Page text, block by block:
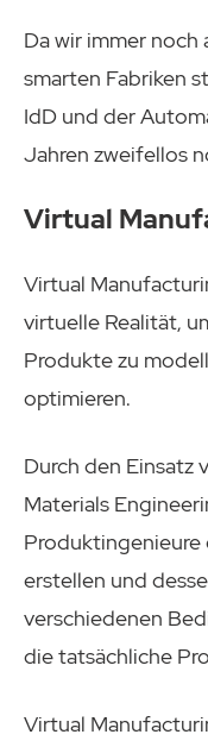
Da wir immer
smarten Fabriken
IdD und der
Jahren zweifellos
Virtual
Virtual
virtuelle Realität,
Produkte zu
optimieren.
Durch den
Materials
erstellen und
verschiedenen
die tatsächliche
Virtual